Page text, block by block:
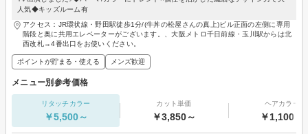
人気◆キッズルーム有
アクセス：JR環状線・野田駅徒歩1分/(牛丼の松屋さんの真上)ビル正面の左側に専用
階段と奥に共用エレベーターがございます。、大阪メトロ千日前線・玉川駅からは北
西改札→4番出口をお使いください。
ポイントが貯まる・使える メンズ歓迎
メニュー別参考価格
リタッチカラー
￥5,500～
カット単価
￥3,850～
ヘアカラー
￥1,100～